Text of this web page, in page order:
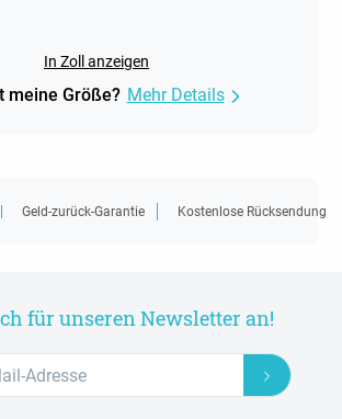
In Zoll anzeigen
meine Größe? Mehr Details
Geld-zurück-Garantie Kostenlose Rücksendung
für unseren Newsletter an!